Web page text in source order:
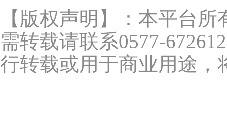
【版权声明】：本平台
需转载请联系0577-
行转载或用于商业用途，